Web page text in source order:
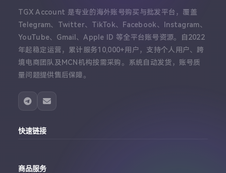
TGX Account 是专业的海外账号购买与批发平台，覆盖
Telegram、Twitter、TikTok、Facebook、Instagram、
YouTube、Gmail、Apple ID 等全平台账号资源。自2022
年起稳定运营，累计服务10,000+用户，支持个人用户、跨
境电商团队及MCN机构按需采购。系统自动发货，账号质
量问题提供售后保障。
快速链接
商品服务